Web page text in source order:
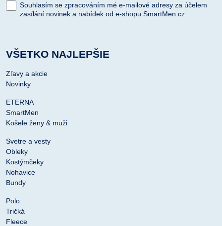
Souhlasím se zpracováním mé e-mailové adresy za účelem
zasílání novinek a nabídek od e-shopu SmartMen.cz.
VŠETKO NAJLEPŠIE
Zľavy a akcie
Novinky
ETERNA
SmartMen
Košele ženy & muži
Svetre a vesty
Obleky
Kostýmčeky
Nohavice
Bundy
Polo
Tričká
Fleece